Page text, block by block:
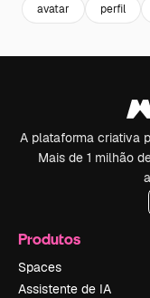
avatar perfil
A plataforma criativa
Mais de 1 milhão
Produtos
Spaces
Assistente de IA